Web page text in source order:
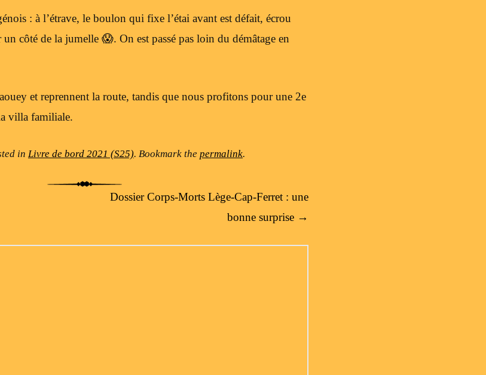
: à l’étrave, le boulon qui fixe l’étai avant est défait, écrou
côté de la jumelle 😱. On est passé pas loin du démâtage en
et reprennent la route, tandis que nous profitons pour une 2e
villa familiale.
in Livre de bord 2021 (S25). Bookmark the permalink.
Dossier Corps-Morts Lège-Cap-Ferret : une
bonne surprise →